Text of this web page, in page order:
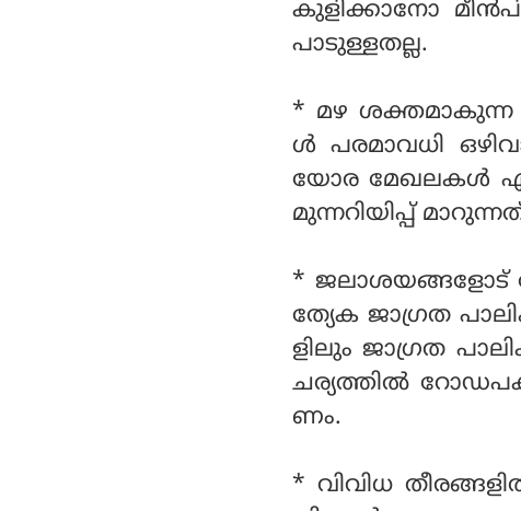
കുളിക്കാനോ
പാടുള്ളതല്ല.
* മഴ ശക്തമാകുന്ന
ള്‍ പരമാവധി
യോര മേഖലകള്‍
മുന്നറിയിപ്പ്
* ജലാശയങ്ങളോട്
ത്യേക ജാഗ്രത
ളിലും ജാഗ്രത
ചര്യത്തില്‍
ണം.
* വിവിധ